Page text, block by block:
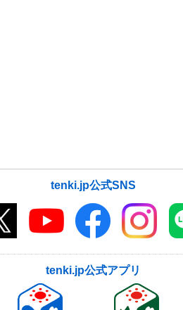
tenki.jp公式SNS
tenki.jp公式アプリ